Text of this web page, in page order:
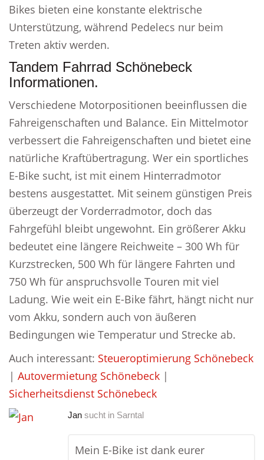
Bikes bieten eine konstante elektrische
Unterstützung, während Pedelecs nur beim
Treten aktiv werden.
Tandem Fahrrad Schönebeck
Informationen.
Verschiedene Motorpositionen beeinflussen die
Fahreigenschaften und Balance. Ein Mittelmotor
verbessert die Fahreigenschaften und bietet eine
natürliche Kraftübertragung. Wer ein sportliches
E-Bike sucht, ist mit einem Hinterradmotor
bestens ausgestattet. Mit seinem günstigen Preis
überzeugt der Vorderradmotor, doch das
Fahrgefühl bleibt ungewohnt. Ein größerer Akku
bedeutet eine längere Reichweite – 300 Wh für
Kurzstrecken, 500 Wh für längere Fahrten und
750 Wh für anspruchsvolle Touren mit viel
Ladung. Wie weit ein E-Bike fährt, hängt nicht nur
vom Akku, sondern auch von äußeren
Bedingungen wie Temperatur und Strecke ab.
Auch interessant: Steueroptimierung Schönebeck
| Autovermietung Schönebeck |
Sicherheitsdienst Schönebeck
Jan sucht in Sarntal
Mein E-Bike ist dank eurer